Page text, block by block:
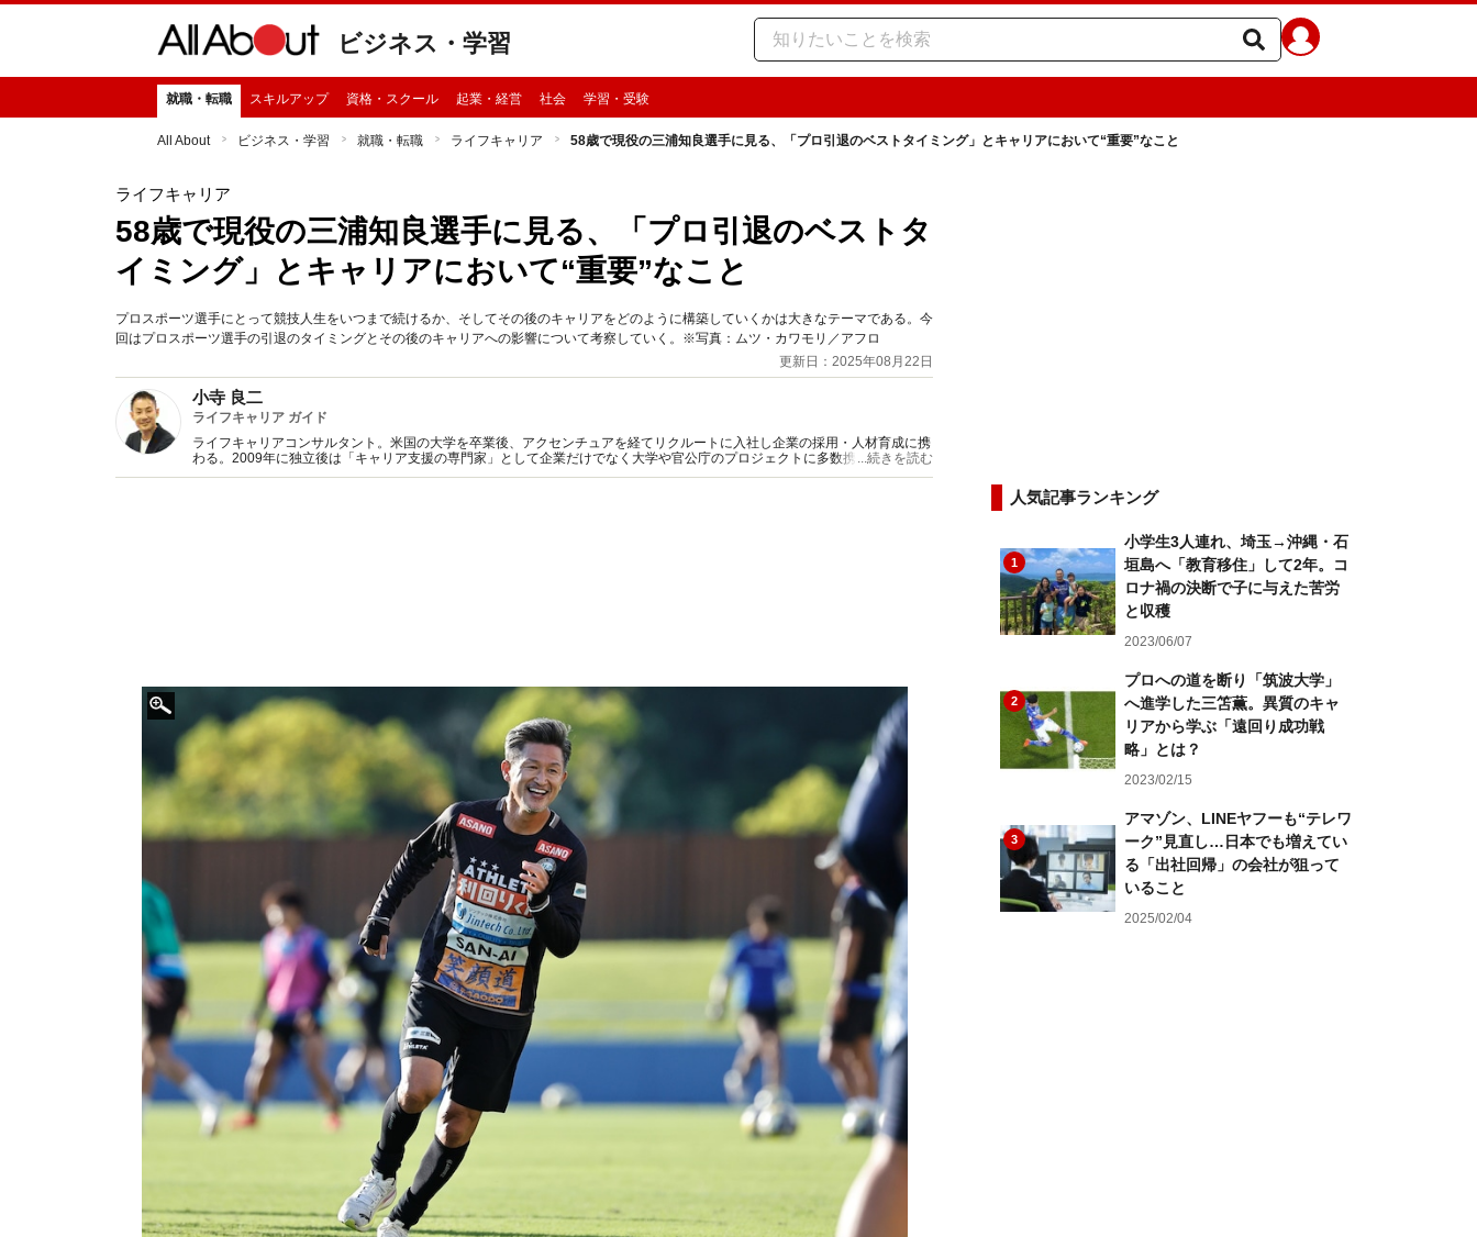
ビジネス・学習
就職・転職 スキルアップ 資格・スクール 起業・経営 社会 学習・受験
All About ビジネス・学習 就職・転職 ライフキャリア 58歳で現役の三浦知良選手に見る、「プロ引退のベストタイミング」とキャリアにおいて“重要”なこと
ライフキャリア
58歳で現役の三浦知良選手に見る、「プロ引退のベストタ
イミング」とキャリアにおいて“重要”なこと
プロスポーツ選手にとって競技人生をいつまで続けるか、そしてその後のキャリアをどのように構築していくかは大きなテーマである。今
回はプロスポーツ選手の引退のタイミングとその後のキャリアへの影響について考察していく。※写真：ムツ・カワモリ／アフロ
更新日：2025年08月22日
小寺 良二
ライフキャリア ガイド
ライフキャリアコンサルタント。米国の大学を卒業後、アクセンチュアを経てリクルートに入社し企業の採用・人材育成に携
わる。2009年に独立後は「キャリア支援の専門家」として企業だけでなく大学や官公庁のプロジェクトに多数携わる。2021
年に家族で沖縄県石垣島に移住。
...続きを読む
人気記事ランキング
1
小学生3人連れ、埼玉→沖縄・石
垣島へ「教育移住」して2年。コ
ロナ禍の決断で子に与えた苦労
と収穫
2023/06/07
2
プロへの道を断り「筑波大学」
へ進学した三笘薫。異質のキャ
リアから学ぶ「遠回り成功戦
略」とは？
2023/02/15
3
アマゾン、LINEヤフーも“テレワ
ーク”見直し…日本でも増えてい
る「出社回帰」の会社が狙って
いること
2025/02/04